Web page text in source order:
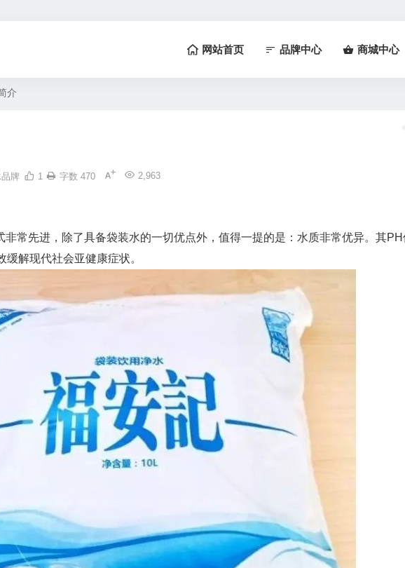
网站首页 品牌中心 商城中心
介
牌 2,963
1 字数 470
非常先进，除了具备袋装水的一切优点外，值得一提的是：水质非常优异。其PH
解现代社会亚健康症状。